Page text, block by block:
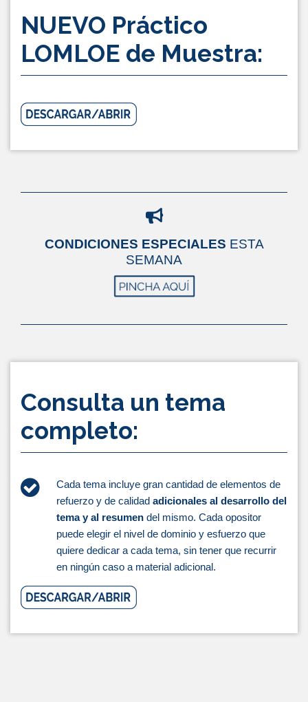
NUEVO Práctico
LOMLOE de Muestra:
CONDICIONES ESPECIALES ESTA
SEMANA
Consulta un tema
completo:
Cada tema incluye gran cantidad de elementos de
refuerzo y de calidad adicionales al desarrollo del
tema y al resumen del mismo. Cada opositor
puede elegir el nivel de dominio y esfuerzo que
quiere dedicar a cada tema, sin tener que recurrir
en ningún caso a material adicional.